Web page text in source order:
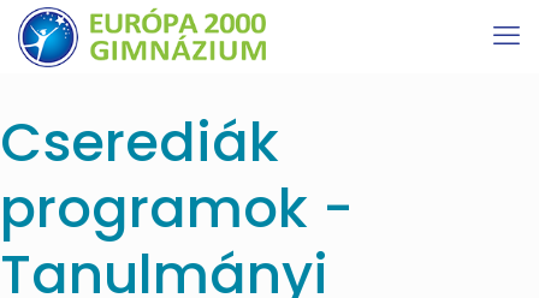
Cserediák
programok -
Tanulmányi